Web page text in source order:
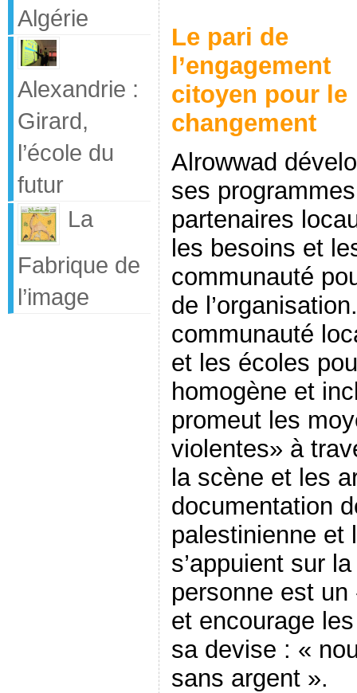
Algérie
Alexandrie :
Girard,
l’école du
futur
La
Fabrique de
l’image
Le pari de
l’engagement
citoyen pour le
changement
Alrowwad
ses
partenaires
les besoins et
communauté
de
communauté
et les écoles
homogène et
promeut les
violentes» à
la scène et les
documentation
palestinienne et
s’appuient sur
personne est
et encourage
sa devise : «
sans argent ».